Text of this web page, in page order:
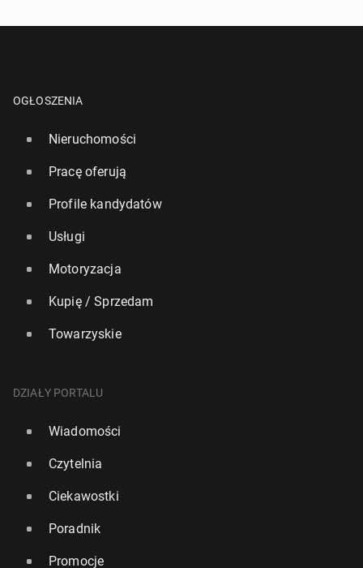
OGŁOSZENIA
Nieruchomości
Pracę oferują
Profile kandydatów
Usługi
Motoryzacja
Kupię / Sprzedam
Towarzyskie
DZIAŁY PORTALU
Wiadomości
Czytelnia
Ciekawostki
Poradnik
Promocje